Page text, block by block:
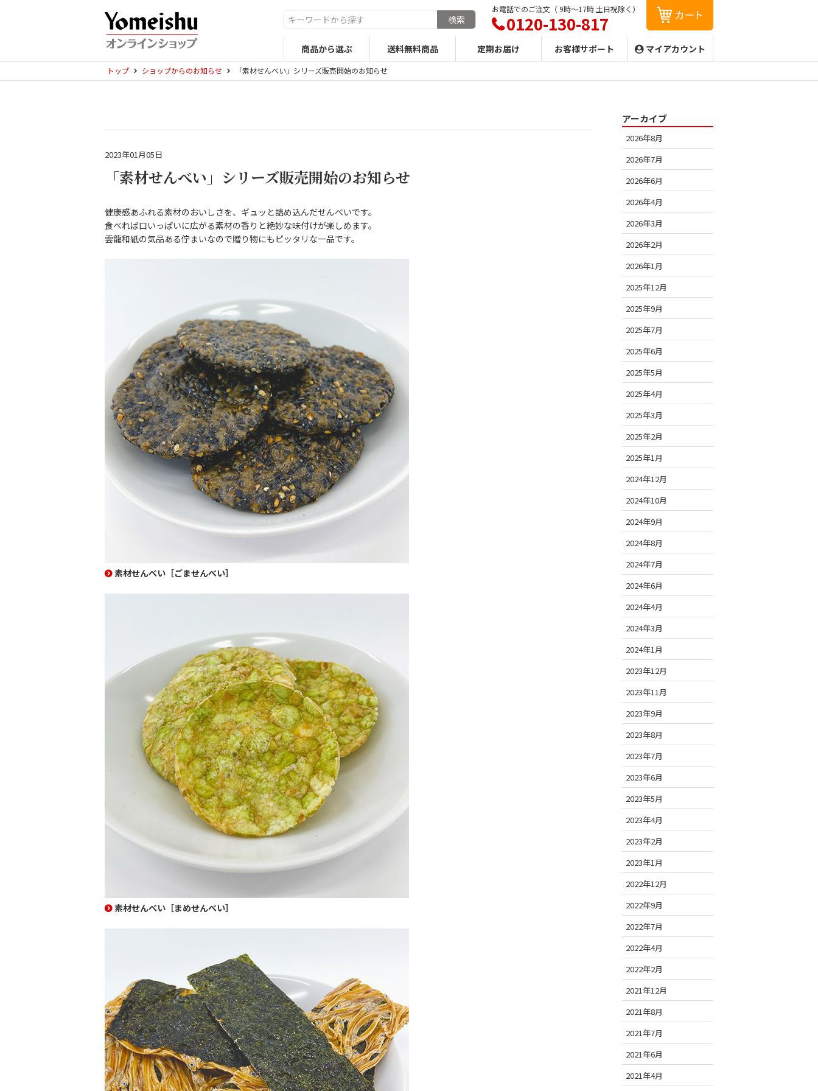
お電話でのご注文（ 9時〜17時 土日祝除く）
0120-130-817
商品から選ぶ 送料無料商品 定期お届け お客様サポート マイアカウント
トップ ショップからのお知らせ 「素材せんべい」シリーズ販売開始のお知らせ
2023年01月05日
「素材せんべい」シリーズ販売開始のお知らせ
健康感あふれる素材のおいしさを、ギュッと詰め込んだせんべいです。
食べれば口いっぱいに広がる素材の香りと絶妙な味付けが楽しめます。
雲龍和紙の気品ある佇まいなので贈り物にもピッタリな一品です。
素材せんべい［ごませんべい］
素材せんべい［まめせんべい］
アーカイブ
2026年8月
2026年7月
2026年6月
2026年4月
2026年3月
2026年2月
2026年1月
2025年12月
2025年9月
2025年7月
2025年6月
2025年5月
2025年4月
2025年3月
2025年2月
2025年1月
2024年12月
2024年10月
2024年9月
2024年8月
2024年7月
2024年6月
2024年4月
2024年3月
2024年1月
2023年12月
2023年11月
2023年9月
2023年8月
2023年7月
2023年6月
2023年5月
2023年4月
2023年2月
2023年1月
2022年12月
2022年9月
2022年7月
2022年4月
2022年2月
2021年12月
2021年8月
2021年7月
2021年6月
2021年4月